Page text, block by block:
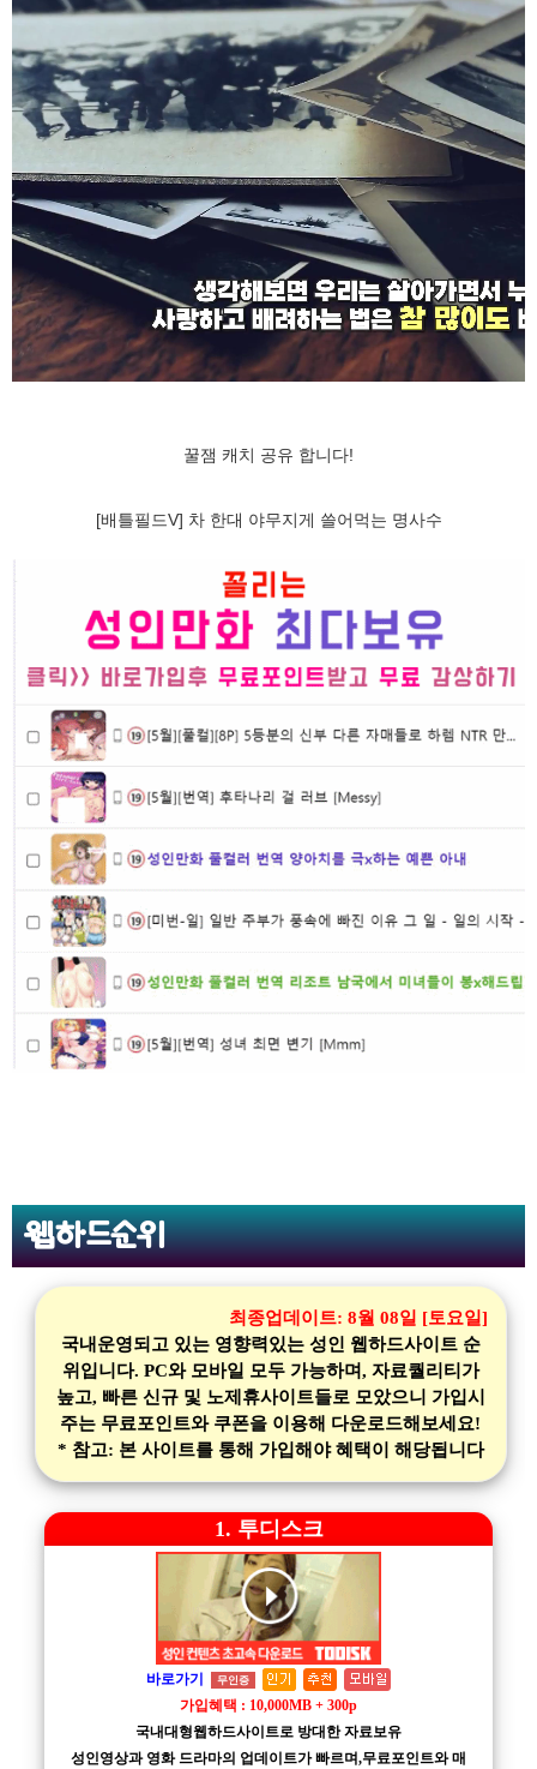
꿀잼 캐치 공유 합니다!
[배틀필드V] 차 한대 야무지게 쓸어먹는 명사수
웹하드순위
최종업데이트: 8월 08일 [토요일]
국내운영되고 있는 영향력있는 성인 웹하드사이트 순
위입니다. PC와 모바일 모두 가능하며, 자료퀄리티가
높고, 빠른 신규 및 노제휴사이트들로 모았으니 가입시
주는 무료포인트와 쿠폰을 이용해 다운로드해보세요!
* 참고: 본 사이트를 통해 가입해야 혜택이 해당됩니다
1. 투디스크
바로가기 무인증
가입혜택 : 10,000MB + 300p
국내대형웹하드사이트로 방대한 자료보유
성인영상과 영화 드라마의 업데이트가 빠르며,무료포인트와 매